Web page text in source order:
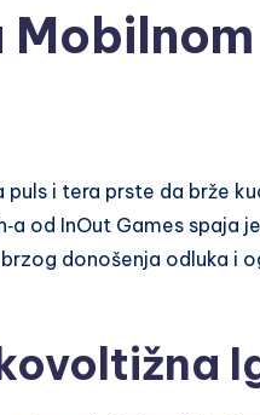
Mobilnom
i tera prste da brže
od InOut Games spaja
donošenja odluka i